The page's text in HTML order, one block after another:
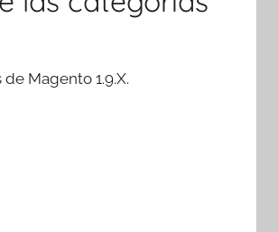
Magento 1.9.X.